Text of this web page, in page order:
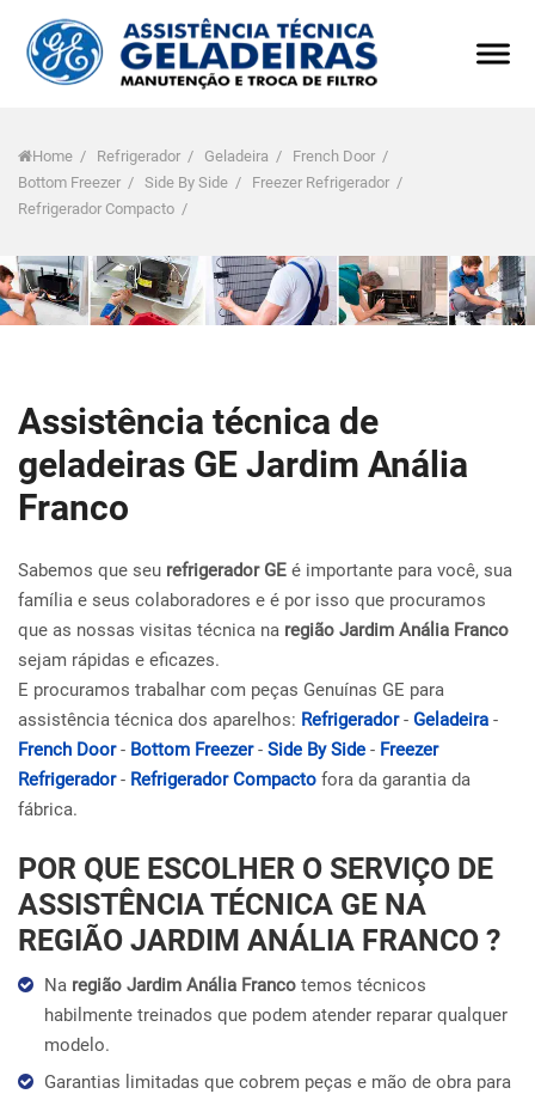
Home / Refrigerador / Geladeira / French Door /
Bottom Freezer / Side By Side / Freezer Refrigerador /
Refrigerador Compacto /
Assistência técnica de
geladeiras GE Jardim Anália
Franco
Sabemos que seu refrigerador GE é importante para você, sua
família e seus colaboradores e é por isso que procuramos
que as nossas visitas técnica na região Jardim Anália Franco
sejam rápidas e eficazes.
E procuramos trabalhar com peças Genuínas GE para
assistência técnica dos aparelhos: Refrigerador- Geladeira -
French Door- Bottom Freezer- Side By Side - Freezer
Refrigerador- Refrigerador Compacto fora da garantia da
fábrica.
POR QUE ESCOLHER O SERVIÇO DE
ASSISTÊNCIA TÉCNICA GE NA
REGIÃO JARDIM ANÁLIA FRANCO ?
Na região Jardim Anália Franco temos técnicos
habilmente treinados que podem atender reparar qualquer
modelo.
Garantias limitadas que cobrem peças e mão de obra para